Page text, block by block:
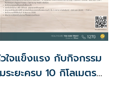
ใจแข็งแรง กับกิจกรรม
ระยะครบ 10 กิโลเมตร